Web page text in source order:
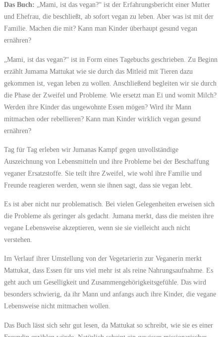
Das Buch: „Mami, ist das vegan?“ ist der Erfahrungsbericht einer Mutter
und Ehefrau, die beschließt, ab sofort vegan zu leben. Aber was ist mit der
Familie. Machen die mit? Kann man Kinder überhaupt gesund vegan
ernähren?
„Mami, ist das vegan?“ ist in Form eines Tagebuchs geschrieben. Zu Beginn
erzählt Jumama Mattukat wie sie durch das Mitleid mit Tieren dazu
gekommen ist, vegan leben zu wollen. Anschließend begleiten wir sie durch
die Phase der Zweifel und Probleme. Wie ersetzt man Ei und womit Milch?
Werden ihre Kinder das ungewohnte Essen mögen? Wird ihr Mann
mitmachen oder rebellieren? Kann man Kinder wirklich vegan gesund
ernähren?
Tag für Tag erleben wir Jumanas Kampf gegen unvollständige
Auszeichnung von Lebensmitteln und ihre Probleme bei der Beschaffung
veganer Ersatzstoffe. Sie teilt ihre Zweifel, wie wohl ihre Familie und
Freunde reagieren werden, wenn sie ihnen sagt, dass sie vegan lebt.
Es ist aber nicht nur problematisch. Bei vielen Gelegenheiten erweisen sich
die Probleme als geringer als gedacht. Jumana merkt, dass die meisten ihre
vegane Lebensweise akzeptieren, wenn sie sie vielleicht auch nicht
verstehen.
Im Verlauf ihrer Umstellung von der Vegetarierin zur Veganerin merkt
Mattukat, dass Essen für uns viel mehr ist als reine Nahrungsaufnahme. Es
geht auch um Geselligkeit und Zusammengehörigkeitsgefühle. Das wird
besonders schwierig, da ihr Mann und anfangs auch ihre Kinder, die vegane
Lebensweise nicht mitmachen wollen.
Das Buch lässt sich sehr gut lesen, da Mattukat so schreibt, wie sie es einer